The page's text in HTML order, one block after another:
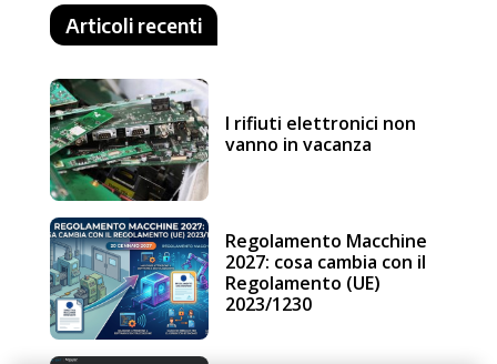
Articoli recenti
I rifiuti elettronici non
vanno in vacanza
Regolamento Macchine
2027: cosa cambia con il
Regolamento (UE)
2023/1230